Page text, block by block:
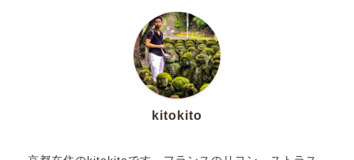
kitokito